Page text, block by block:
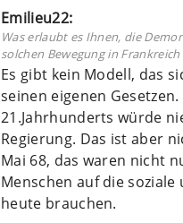
Emilieu22:
Was erlaubt es Ihnen, die
solchen Bewegung in
Es gibt kein Modell, das
seinen eigenen
21.Jahrhunderts würde
Regierung. Das ist aber
Mai 68, das waren nicht
Menschen auf die
heute brauchen.